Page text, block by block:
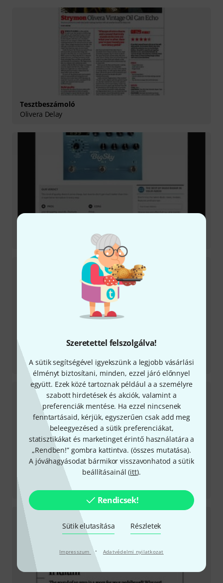
Szeretettel felszolgálva!
A sütik segítségével igyekszünk a legjobb vásárlási
élményt biztosítani, minden, ezzel járó előnnyel
együtt. Ezek közé tartoznak például a a személyre
szabott hirdetések és akciók, valamint a
preferenciák mentése. Ha ezzel nincsenek
fenntartásaid, kérjük, egyszerűen csak add meg
beleegyezésed a sütik preferenciákat,
statisztikákat és marketinget érintő használatára a
„Rendben!” gombra kattintva. (összes mutatása).
A jóváhagyásodat bármikor visszavonhatod a sütik
beállításainál (itt).
Rendicsek!
Sütik elutasítása Részletek
Impresszum · Adatvédelmi nyilatkozat
Tesztbeszámoló
Olivera Delay
Tesztbeszámoló
Cloudburst Reverb
Tesztbeszámoló
Ultraviolet Univibe